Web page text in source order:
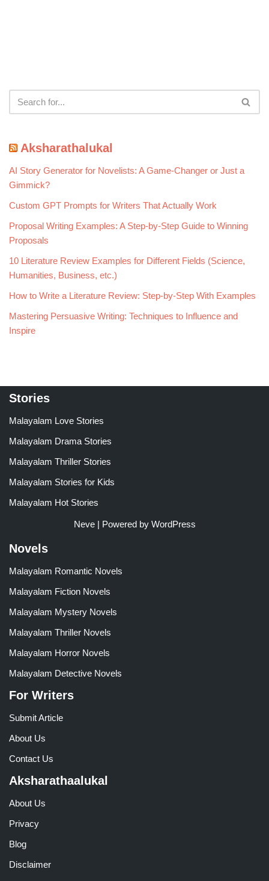
Aksharathalukal
AI Story Generator for Novelists: A Game-Changer or Just a
Gimmick?
Custom GPT Prompts for Writers That Actually Work
Proposal Writing Examples: A Step-by-Step Guide to Winning
Proposals
10 Literature Review Examples for Different Fields (Science,
Humanities, Business, etc.)
How to Write a Literature Review: Step-by-Step With Examples
Mastering Persuasive Writing: Techniques to Influence and
Inspire
Stories
Malayalam Love Stories
Malayalam Drama Stories
Malayalam Thriller Stories
Malayalam Stories for Kids
Malayalam Hot Stories
Neve| Powered by WordPress
Novels
Malayalam Romantic Novels
Malayalam Fiction Novels
Malayalam Mystery Novels
Malayalam Thriller Novels
Malayalam Horror Novels
Malayalam Detective Novels
For Writers
Submit Article
About Us
Contact Us
Aksharathaalukal
About Us
Privacy
Blog
Disclaimer